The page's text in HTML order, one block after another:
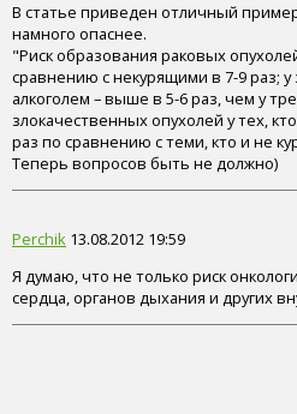
В статье приведен отличный
намного опаснее.
"Риск образования раковых
сравнению с некурящими в 7-9 раз;
алкоголем – выше в 5-6 раз, чем у
злокачественных опухолей у тех,
раз по сравнению с теми, кто и не
Теперь вопросов быть не должно)
Perchik 13.08.2012 19:59
Я думаю, что не только риск
сердца, органов дыхания и других